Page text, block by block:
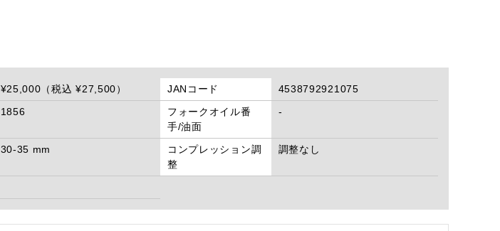
¥25,000（税込 ¥27,500） JANコード
4538792921075
1856
フォークオイル番
手/油面
-
30-35 mm
コンプレッション調
整
調整なし